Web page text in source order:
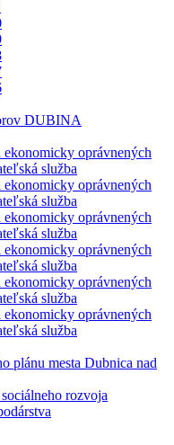
DUBINA
oprávnených
služba
oprávnených
služba
oprávnených
služba
oprávnených
služba
oprávnených
služba
oprávnených
služba
plánu mesta Dubnica nad
rozvoja